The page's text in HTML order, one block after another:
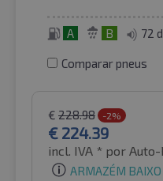
A B 72
Comparar pneus
€ 228.98 -2%
€ 224.39
incl. IVA * por Auto-
ARMAZÉM BAIXO